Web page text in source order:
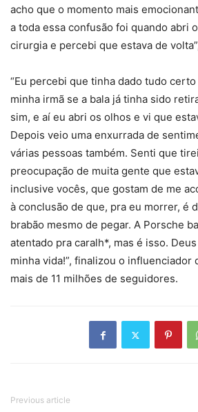
acho que o momento mais
a toda essa confusão foi quando abri
cirurgia e percebi que estava de
“Eu percebi que tinha dado tudo
minha irmã se a bala já tinha sido
sim, e aí eu abri os olhos e vi que
Depois veio uma enxurrada de
várias pessoas também. Senti que
preocupação de muita gente que
inclusive vocês, que gostam de me
à conclusão de que, pra eu morrer, é
brabão mesmo de pegar. A Porsche
atentado pra caralh*, mas é isso.
minha vida!”, finalizou o influenciador
mais de 11 milhões de seguidores.
Previous article